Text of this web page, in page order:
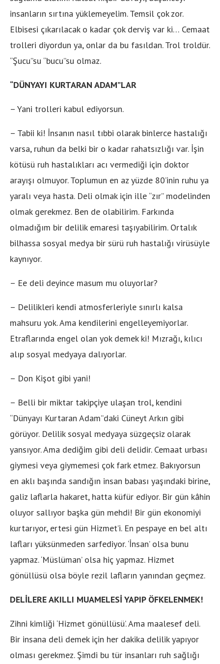
insanların sırtına yüklemeyelim. Temsil çok zor.
Elbisesi çıkarılacak o kadar çok derviş var ki… Cemaat
trolleri diyordun ya, onlar da bu fasıldan. Trol troldür.
“Şucu”su “bucu”su olmaz.
“DÜNYAYI KURTARAN ADAM”LAR
– Yani trolleri kabul ediyorsun.
– Tabii ki! İnsanın nasıl tıbbi olarak binlerce hastalığı
varsa, ruhun da belki bir o kadar rahatsızlığı var. İşin
kötüsü ruh hastalıkları acı vermediği için doktor
arayışı olmuyor. Toplumun en az yüzde 80’inin ruhu ya
yaralı veya hasta. Deli olmak için ille “zır” modelinden
olmak gerekmez. Ben de olabilirim. Farkında
olmadığım bir delilik emaresi taşıyabilirim. Ortalık
bilhassa sosyal medya bir sürü ruh hastalığı virüsüyle
kaynıyor.
– Ee deli deyince masum mu oluyorlar?
– Delilikleri kendi atmosferleriyle sınırlı kalsa
mahsuru yok. Ama kendilerini engelleyemiyorlar.
Etraflarında engel olan yok demek ki! Mızrağı, kılıcı
alıp sosyal medyaya dalıyorlar.
– Don Kişot gibi yani!
– Belli bir miktar takipçiye ulaşan trol, kendini
“Dünyayı Kurtaran Adam”daki Cüneyt Arkın gibi
görüyor. Delilik sosyal medyaya süzgeçsiz olarak
yansıyor. Ama dediğim gibi deli delidir. Cemaat urbası
giymesi veya giymemesi çok fark etmez. Bakıyorsun
en aklı başında sandığın insan babası yaşındaki birine,
galiz laflarla hakaret, hatta küfür ediyor. Bir gün kâhin
oluyor sallıyor başka gün mehdi! Bir gün ekonomiyi
kurtarıyor, ertesi gün Hizmet’i. En pespaye en bel altı
lafları yüksünmeden sarfediyor. ‘İnsan’ olsa bunu
yapmaz. ‘Müslüman’ olsa hiç yapmaz. Hizmet
gönüllüsü olsa böyle rezil lafların yanından geçmez.
DELİLERE AKILLI MUAMELESİ YAPIP ÖFKELENMEK!
Zihni kimliği ‘Hizmet gönüllüsü’. Ama maalesef deli.
Bir insana deli demek için her dakika delilik yapıyor
olması gerekmez. Şimdi bu tür insanları ruh sağlığı